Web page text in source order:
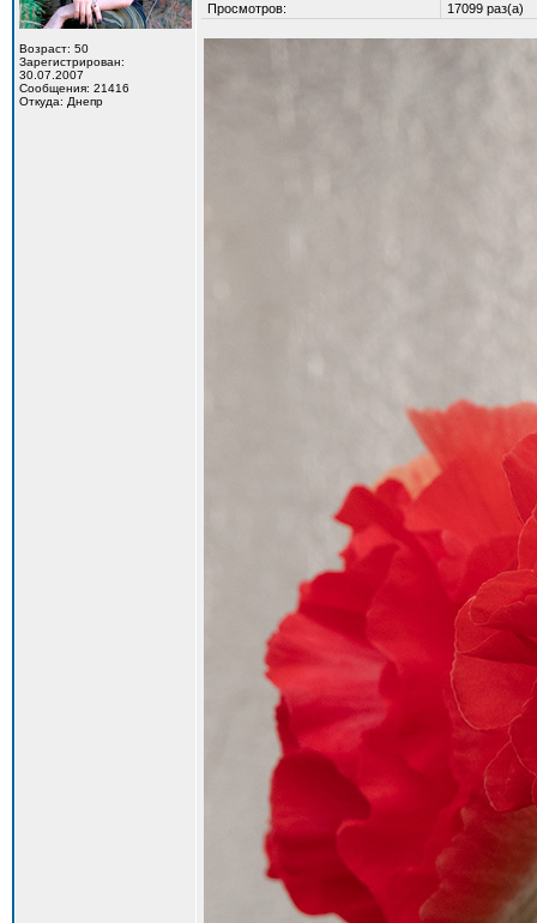
Возраст: 50
Зарегистрирован:
30.07.2007
Сообщения: 21416
Откуда: Днепр
Просмотров:
17099 раз(а)